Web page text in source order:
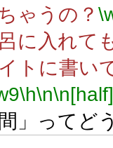
ゃうの？
に入れて
トに書い
\h\n\n[half]
」ってど